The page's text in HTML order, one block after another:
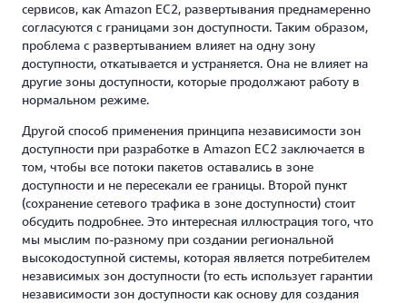
сервисов, как Amazon EC2, развертывания преднамеренно
согласуются с границами зон доступности. Таким образом,
проблема с развертыванием влияет на одну зону
доступности, откатывается и устраняется. Она не влияет на
другие зоны доступности, которые продолжают работу в
нормальном режиме.
Другой способ применения принципа независимости зон
доступности при разработке в Amazon EC2 заключается в
том, чтобы все потоки пакетов оставались в зоне
доступности и не пересекали ее границы. Второй пункт
(сохранение сетевого трафика в зоне доступности) стоит
обсудить подробнее. Это интересная иллюстрация того, что
мы мыслим по-разному при создании региональной
высокодоступной системы, которая является потребителем
независимых зон доступности (то есть использует гарантии
независимости зон доступности как основу для создания